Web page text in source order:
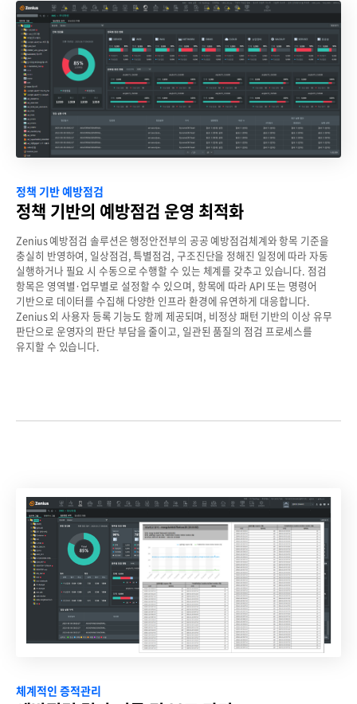
정책 기반 예방점검
정책 기반의 예방점검 운영 최적화
Zenius 예방점검 솔루션은 행정안전부의 공공 예방점검체계와 항목 기준을
충실히 반영하여, 일상점검, 특별점검, 구조진단을 정해진 일정에 따라 자동
실행하거나 필요 시 수동으로 수행할 수 있는 체계를 갖추고 있습니다. 점검
항목은 영역별·업무별로 설정할 수 있으며, 항목에 따라 API 또는 명령어
기반으로 데이터를 수집해 다양한 인프라 환경에 유연하게 대응합니다.
Zenius 외 사용자 등록 기능도 함께 제공되며, 비정상 패턴 기반의 이상 유무
판단으로 운영자의 판단 부담을 줄이고, 일관된 품질의 점검 프로세스를
유지할 수 있습니다.
체계적인 증적관리